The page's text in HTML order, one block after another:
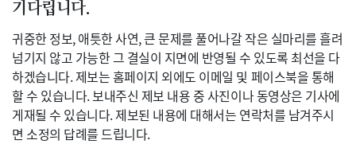
기다립니다.
귀중한 정보, 애틋한 사연, 큰 문제를 풀어나갈 작은 실마리를 흘려
넘기지 않고 가능한 그 결실이 지면에 반영될 수 있도록 최선을 다
하겠습니다. 제보는 홈페이지 외에도 이메일 및 페이스북을 통해
할 수 있습니다. 보내주신 제보 내용 중 사진이나 동영상은 기사에
게재될 수 있습니다. 제보된 내용에 대해서는 연락처를 남겨주시
면 소정의 답례를 드립니다.